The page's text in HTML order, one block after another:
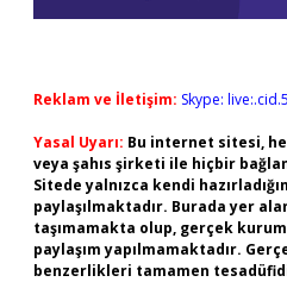
Reklam ve İletişim: Skype:
Yasal Uyarı: Bu internet sitesi,
veya şahıs şirketi ile hiçbir
Sitede yalnızca kendi
paylaşılmaktadır. Burada yer
taşımamakta olup, gerçek
paylaşım yapılmamaktadır.
benzerlikleri tamamen